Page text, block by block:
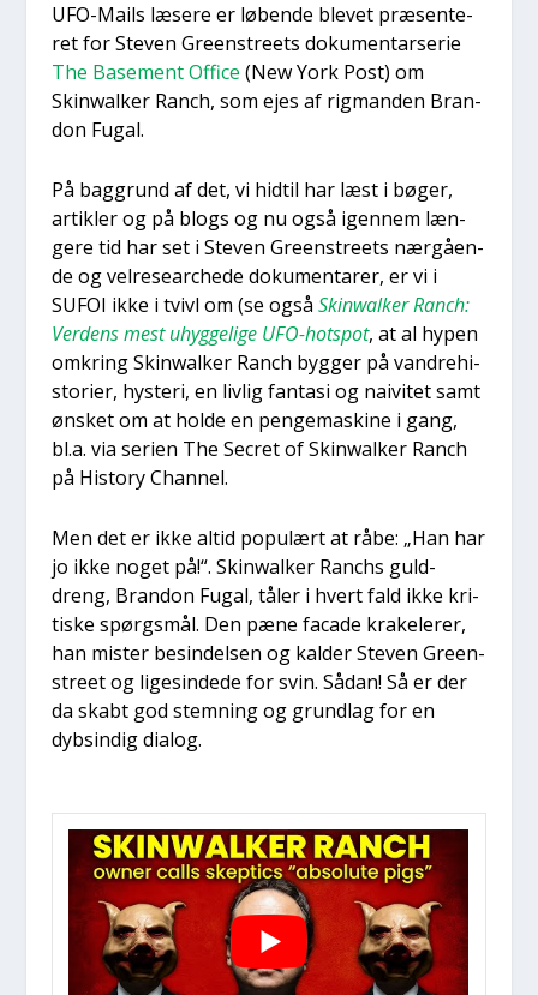
UFO-Mails læse­re er løben­de ble­vet præ­sen­te­
ret for Ste­ven Gre­en­stre­ets doku­men­tar­se­rie
The Base­ment Offi­ce (New York Post) om
Skinwal­ker Ranch, som ejes af rig­man­den Bran­
don Fugal.
På bag­grund af det, vi hidtil har læst i bøger,
artik­ler og på blogs og nu også igen­nem læn­
ge­re tid har set i Ste­ven Gre­en­stre­ets nær­gå­en­
de og vel­re­sear­che­de doku­men­ta­rer, er vi i
SUFOI ikke i tvivl om (se også Skinwal­ker Ranch:
Ver­dens mest uhyg­ge­li­ge UFO-hots­pot, at al hypen
omkring Skinwal­ker Ranch byg­ger på van­dre­hi­
sto­ri­er, hyste­ri, en liv­lig fan­ta­si og nai­vi­tet samt
ønsket om at hol­de en pen­ge­ma­ski­ne i gang,
bl.a. via seri­en The Secret of Skinwal­ker Ranch
på History Chan­nel.
Men det er ikke altid popu­lært at råbe: „Han har
jo ikke noget på!“. Skinwal­ker Ran­chs guld­
dreng, Bran­don Fugal, tåler i hvert fald ikke kri­
ti­ske spørgs­mål. Den pæne faca­de kra­ke­le­rer,
han mister besin­del­sen og kal­der Ste­ven Gre­en­
stre­et og lige­sin­de­de for svin. Sådan! Så er der
da skabt god stem­ning og grund­lag for en
dybsin­dig dia­log.